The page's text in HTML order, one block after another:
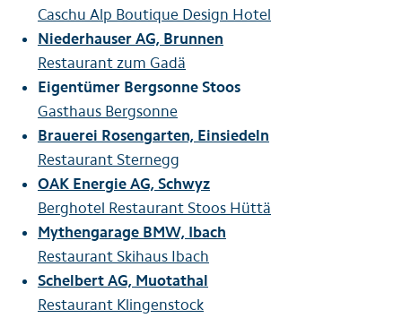
Caschu Alp Boutique Design Hotel
Niederhauser AG, Brunnen
Restaurant zum Gadä
Eigentümer Bergsonne Stoos
Gasthaus Bergsonne
Brauerei Rosengarten, Einsiedeln
Restaurant Sternegg
OAK Energie AG, Schwyz
Berghotel Restaurant Stoos Hüttä
Mythengarage BMW, Ibach
Restaurant Skihaus Ibach
Schelbert AG, Muotathal
Restaurant Klingenstock